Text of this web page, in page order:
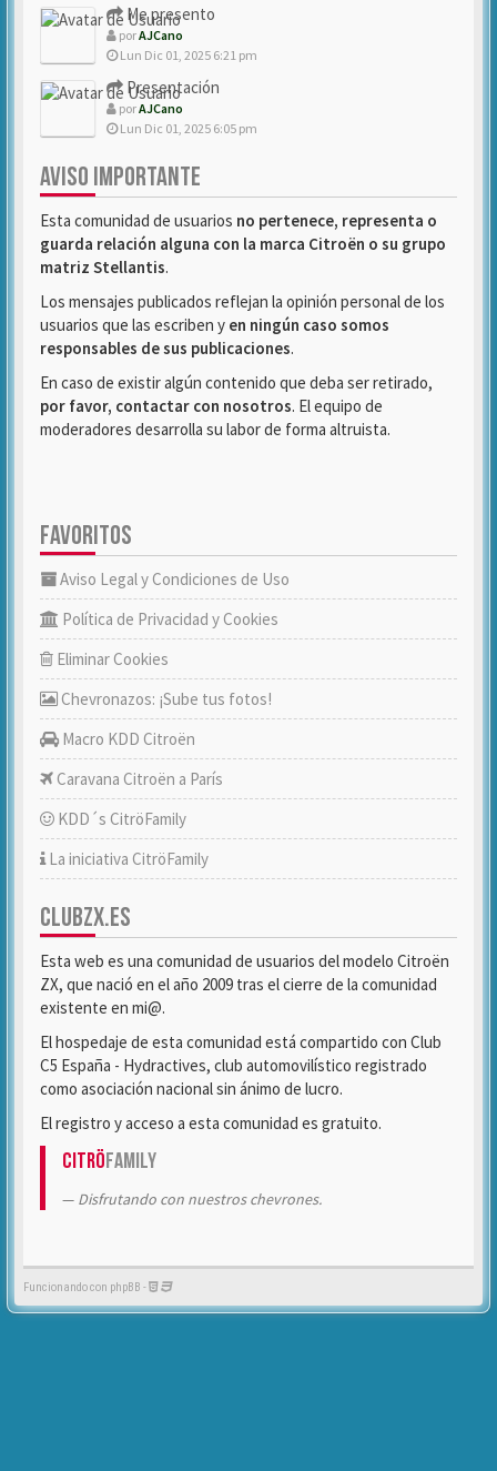
Me presento
porAJCano
Lun Dic 01, 2025 6:21 pm
Presentación
porAJCano
Lun Dic 01, 2025 6:05 pm
AVISO IMPORTANTE
Esta comunidad de usuarios no pertenece, representa o
guarda relación alguna con la marca Citroën o su grupo
matriz Stellantis.
Los mensajes publicados reflejan la opinión personal de los
usuarios que las escriben y en ningún caso somos
responsables de sus publicaciones.
En caso de existir algún contenido que deba ser retirado,
por favor, contactar con nosotros. El equipo de
moderadores desarrolla su labor de forma altruista.
FAVORITOS
Aviso Legal y Condiciones de Uso
Política de Privacidad y Cookies
Eliminar Cookies
Chevronazos: ¡Sube tus fotos!
Macro KDD Citroën
Caravana Citroën a París
KDD´s CitröFamily
La iniciativa CitröFamily
CLUBZX.ES
Esta web es una comunidad de usuarios del modelo Citroën
ZX, que nació en el año 2009 tras el cierre de la comunidad
existente en mi@.
El hospedaje de esta comunidad está compartido con Club
C5 España - Hydractives, club automovilístico registrado
como asociación nacional sin ánimo de lucro.
El registro y acceso a esta comunidad es gratuito.
CitröFamily
Disfrutando con nuestros chevrones.
Funcionando con phpBB -